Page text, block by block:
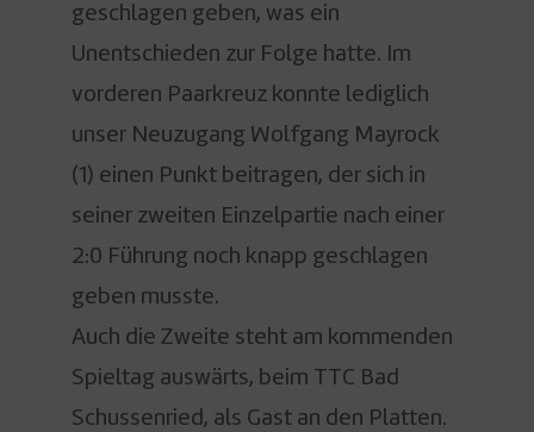
geschlagen geben, was ein
Unentschieden zur Folge hatte. Im
vorderen Paarkreuz konnte lediglich
unser Neuzugang Wolfgang Mayrock
(1) einen Punkt beitragen, der sich in
seiner zweiten Einzelpartie nach einer
2:0 Führung noch knapp geschlagen
geben musste.
Auch die Zweite steht am kommenden
Spieltag auswärts, beim TTC Bad
Schussenried, als Gast an den Platten.